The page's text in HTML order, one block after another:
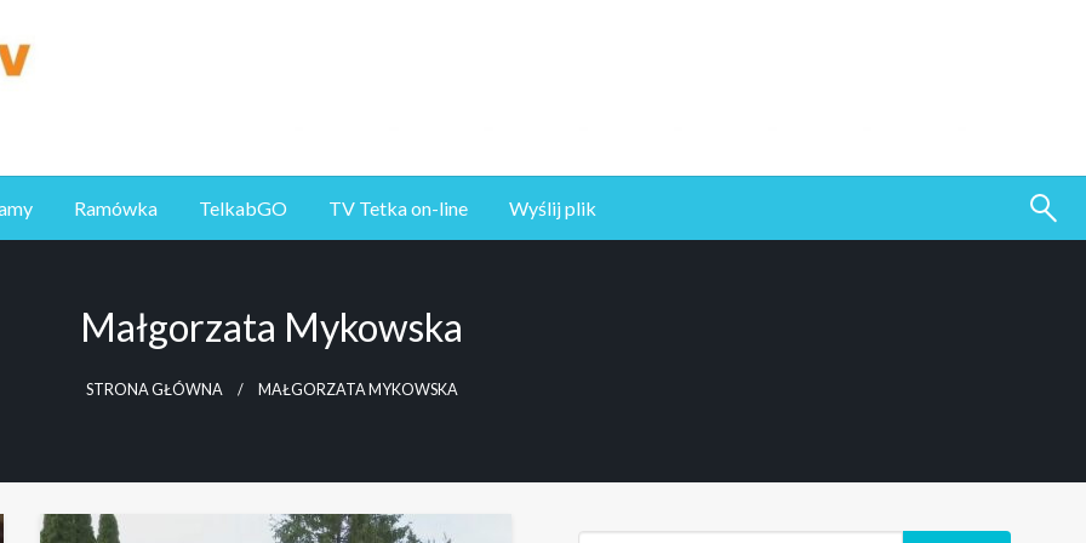
Ramówka TelkabGO TV Tetka on-line Wyślij plik
Małgorzata Mykowska
STRONA GŁÓWNA MAŁGORZATA MYKOWSKA